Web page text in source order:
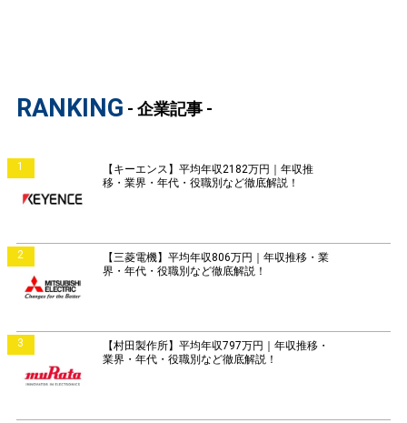
RANKING - 企業記事 -
1
【キーエンス】平均年収2182万円｜年収推
移・業界・年代・役職別など徹底解説！
2
【三菱電機】平均年収806万円｜年収推移・業
界・年代・役職別など徹底解説！
3
【村田製作所】平均年収797万円｜年収推移・
業界・年代・役職別など徹底解説！